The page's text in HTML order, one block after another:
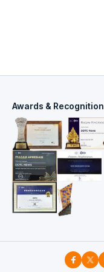
Awards & Recognition